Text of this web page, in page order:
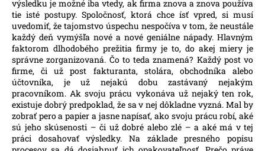
výsledku je možné iba vtedy, ak firma znova a znova používa
tie isté postupy. Spoločnosť, ktorá chce ísť vpred, si musí
uvedomiť, že tajomstvo úspechu nespočíva v tom, že neustále
každý deň vymýšľa nové a nové geniálne nápady. Hlavným
faktorom dlhodobého prežitia firmy je to, do akej miery je
správne zorganizovaná. Čo to teda znamená? Každý post vo
firme, či už post fakturanta, stolára, obchodníka alebo
účtovníka, je už nejakú dobu zastávaný nejakým
pracovníkom. Ak svoju prácu vykonáva už nejaký ten rok,
existuje dobrý predpoklad, že sa v nej dôkladne vyzná. Mal by
zobrať pero a papier a jasne napísať, ako svoju prácu robí, aké
sú jeho skúsenosti – či už dobré alebo zlé – a aké má v tej
práci dosahovať výsledky. Na základe presného popisu